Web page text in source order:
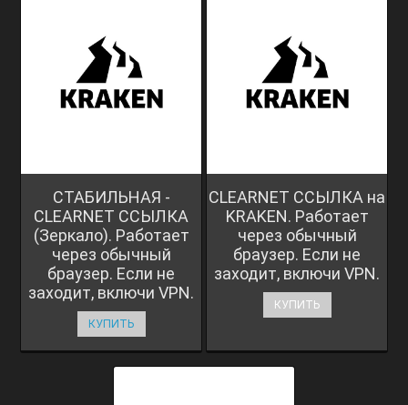
СТАБИЛЬНАЯ -
CLEARNET ССЫЛКА
(Зеркало). Работает
через обычный
браузер. Если не
заходит, включи VPN.
КУПИТЬ
CLEARNET ССЫЛКА на
KRAKEN. Работает
через обычный
браузер. Если не
заходит, включи VPN.
КУПИТЬ